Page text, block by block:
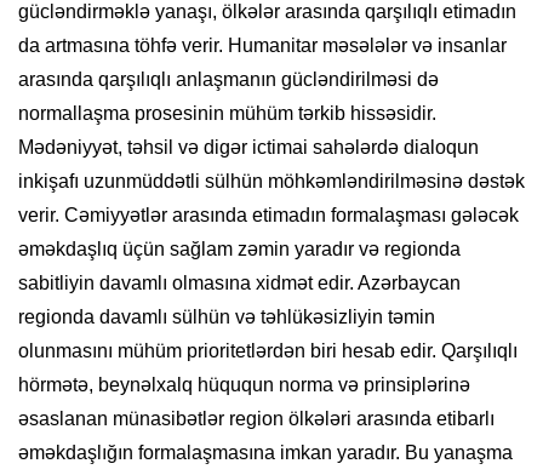
gücləndirməklə yanaşı, ölkələr arasında qarşılıqlı etimadın
da artmasına töhfə verir. Humanitar məsələlər və insanlar
arasında qarşılıqlı anlaşmanın gücləndirilməsi də
normallaşma prosesinin mühüm tərkib hissəsidir.
Mədəniyyət, təhsil və digər ictimai sahələrdə dialoqun
inkişafı uzunmüddətli sülhün möhkəmləndirilməsinə dəstək
verir. Cəmiyyətlər arasında etimadın formalaşması gələcək
əməkdaşlıq üçün sağlam zəmin yaradır və regionda
sabitliyin davamlı olmasına xidmət edir. Azərbaycan
regionda davamlı sülhün və təhlükəsizliyin təmin
olunmasını mühüm prioritetlərdən biri hesab edir. Qarşılıqlı
hörmətə, beynəlxalq hüququn norma və prinsiplərinə
əsaslanan münasibətlər region ölkələri arasında etibarlı
əməkdaşlığın formalaşmasına imkan yaradır. Bu yanaşma